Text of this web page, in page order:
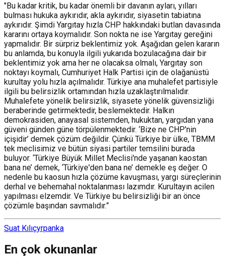
"Bu kadar kritik, bu kadar önemli bir davanın ayları, yılları
bulması hukuka aykırıdır, akla aykırıdır, siyasetin tabiatına
aykırıdır. Şimdi Yargıtay hızla CHP hakkındaki butlan davasında
kararını ortaya koymalıdır. Son nokta ne ise Yargıtay gereğini
yapmalıdır. Bir sürpriz beklentimiz yok. Aşağıdan gelen kararın
bu anlamda, bu konuyla ilgili yukarıda bozulacağına dair bir
beklentimiz yok ama her ne olacaksa olmalı, Yargıtay son
noktayı koymalı, Cumhuriyet Halk Partisi için de olağanüstü
kurultay yolu hızla açılmalıdır. Türkiye ana muhalefet partisiyle
ilgili bu belirsizlik ortamından hızla uzaklaştırılmalıdır.
Muhalefete yönelik belirsizlik, siyasete yönelik güvensizliği
beraberinde getirmektedir, beslemektedir. Halkın
demokrasiden, anayasal sistemden, hukuktan, yargıdan yana
güveni günden güne törpülenmektedir. ‘Bize ne CHP'nin
içişidir’ demek çözüm değildir. Çünkü Türkiye bir ülke, TBMM
tek meclisimiz ve bütün siyasi partiler temsilini burada
buluyor. ‘Türkiye Büyük Millet Meclisi'nde yaşanan kaostan
bana ne’ demek, ‘Türkiye'den bana ne’ demekle eş değer. O
nedenle bu kaosun hızla çözüme kavuşması, yargı süreçlerinin
derhal ve behemahal noktalanması lazımdır. Kurultayın acilen
yapılması elzemdir. Ve Türkiye bu belirsizliği bir an önce
çözümle başından savmalıdır.”
Suat Kılıçyrpanka
En çok okunanlar